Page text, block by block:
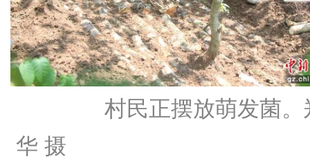
村民正摆放萌发菌。
华 摄